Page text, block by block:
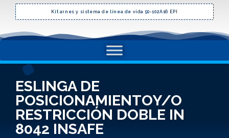
Kit arnes y sistema de linea de vida 50-102A16 EPI
ESLINGA DE
POSICIONAMIENTOY/O
RESTRICCIÓN DOBLE IN
8042 INSAFE